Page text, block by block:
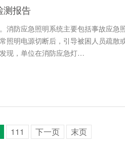
测报告
消防应急照明系统主要包括事故应急
照明电源切断后，引导被困人员疏散
现，单位在消防应急灯…
111 下一页 末页